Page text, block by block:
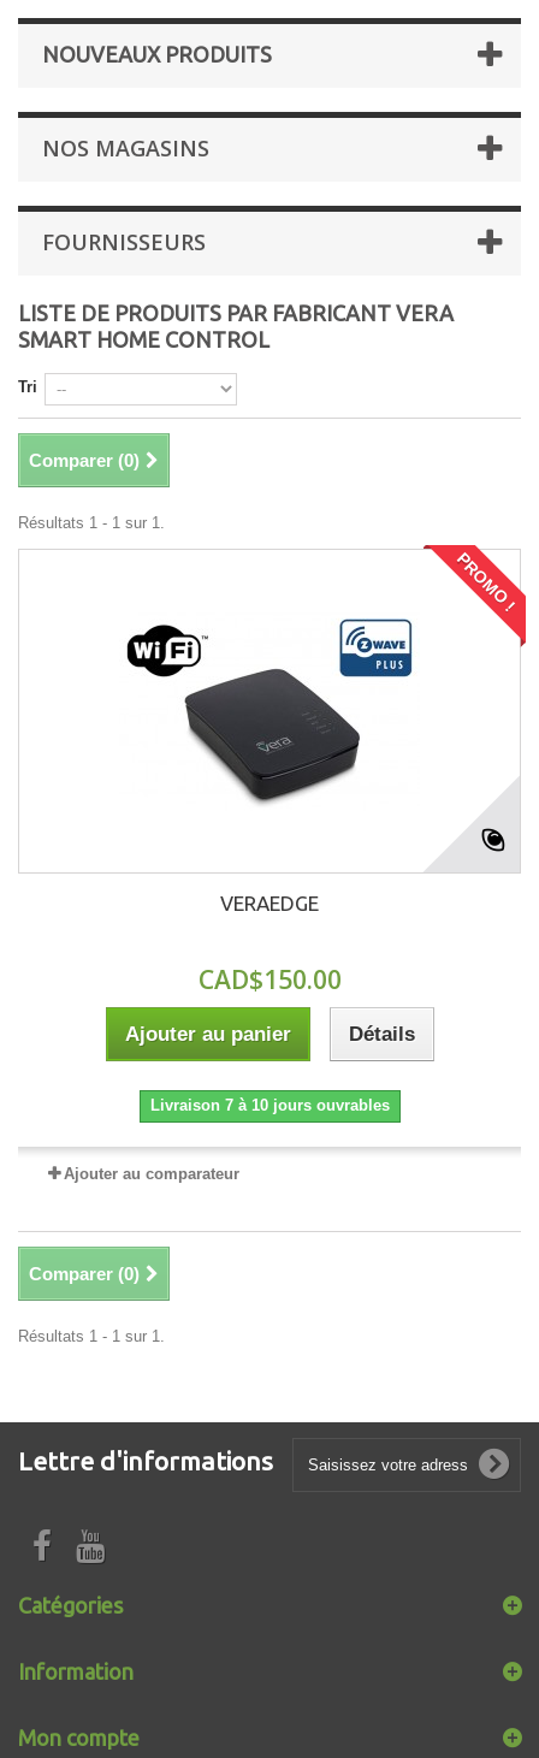
NOUVEAUX PRODUITS
NOS MAGASINS
FOURNISSEURS
LISTE DE PRODUITS PAR FABRICANT VERA
SMART HOME CONTROL
Tri
Comparer (0)
Résultats 1 - 1 sur 1.
PROMO !
VERAEDGE
CAD$150.00
Ajouter au panier Détails
Livraison 7 à 10 jours ouvrables
Ajouter au comparateur
Comparer (0)
Résultats 1 - 1 sur 1.
Lettre d'informations
Catégories
Information
Mon compte